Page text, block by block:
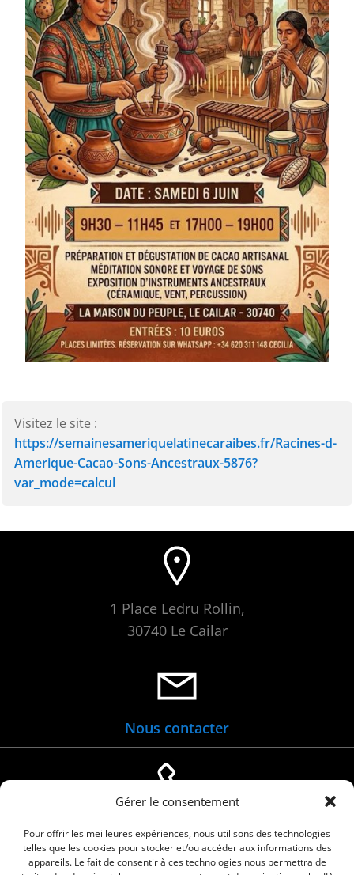
Gérer le consentement
Pour offrir les meilleures expériences, nous utilisons des technologies
telles que les cookies pour stocker et/ou accéder aux informations des
appareils. Le fait de consentir à ces technologies nous permettra de
Visitez le site :
https://semainesameriquelatinecaraibes.fr/Racines-d-
Amerique-Cacao-Sons-Ancestraux-5876?
var_mode=calcul
1 Place Ledru Rollin,
30740 Le Cailar
Nous contacter
04 66 88 01 05